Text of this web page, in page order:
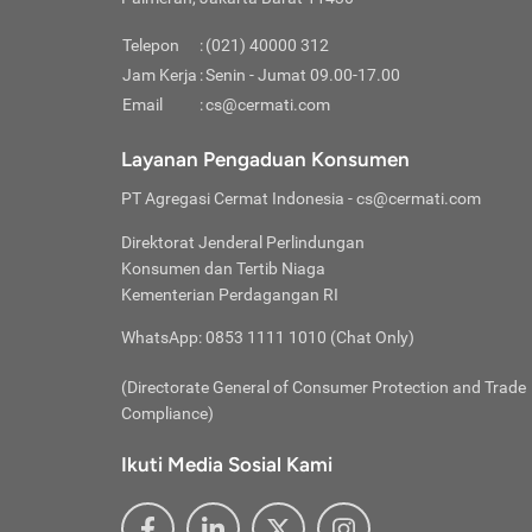
rendah
Jika
Kredit
Telepon :(021) 40000 312
Jam Kerja :Senin - Jumat 09.00-17.00
Email
:cs@cermati.com
Layanan Pengaduan Konsumen
PT Agregasi Cermat Indonesia - cs@cermati.com
Direktorat Jenderal Perlindungan
Konsumen dan Tertib Niaga
Kementerian Perdagangan RI
WhatsApp: 0853 1111 1010 (Chat Only)
(Directorate General of Consumer Protection and Trade
Compliance)
Ikuti Media Sosial Kami